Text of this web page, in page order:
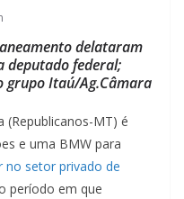
delataram
deputado federal;
grupo Itaú/Ag.Câmara
(Republicanos-MT) é
e uma BMW para
no setor privado de
período em que